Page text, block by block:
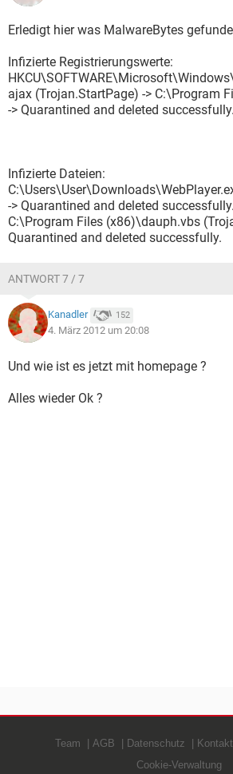
Erledigt hier was MalwareBytes
Infizierte Registrierungswerte:
ajax (Trojan.StartPage) -> C:\Program
-> Quarantined and deleted successfully.
Infizierte Dateien:
-> Quarantined and deleted successfully.
C:\Program Files (x86)\dauph.vbs
Quarantined and deleted successfully.
ANTWORT 7 / 7
Kanadler 152
4. März 2012 um 20:08
Und wie ist es jetzt mit homepage ?
Alles wieder Ok ?
Team AGB Datenschutz Kontakt
Cookie-Verwaltung